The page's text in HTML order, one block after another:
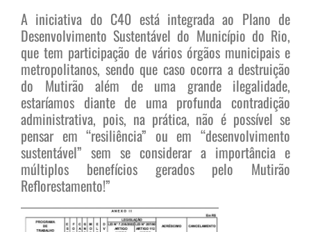
A iniciativa do C40 está integrada ao Plano de
Desenvolvimento Sustentável do Município do Rio,
que tem participação de vários órgãos municipais e
metropolitanos, sendo que caso ocorra a destruição
do Mutirão além de uma grande ilegalidade,
estaríamos diante de uma profunda contradição
administrativa, pois, na prática, não é possível se
pensar em “resiliência” ou em “desenvolvimento
sustentável” sem se considerar a importância e
múltiplos benefícios gerados pelo Mutirão
Reflorestamento!”